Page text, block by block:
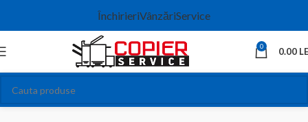
ÎnchirieriVânzăriService
0 0.00
Cartuse toner imprimanta Lexmark